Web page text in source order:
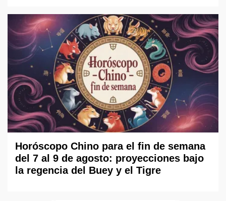
Horóscopo Chino para el fin de semana
del 7 al 9 de agosto: proyecciones bajo
la regencia del Buey y el Tigre